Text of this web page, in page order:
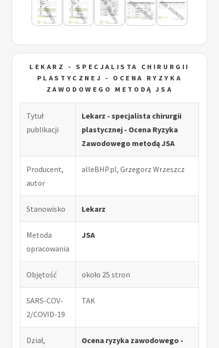
LEKARZ - SPECJALISTA CHIRURGII
PLASTYCZNEJ - OCENA RYZYKA
ZAWODOWEGO METODĄ JSA
Tytuł
publikacji
Lekarz - specjalista chirurgii
plastycznej - Ocena Ryzyka
Zawodowego metodą JSA
Producent,
autor
alleBHP.pl, Grzegorz Wrzeszcz
Stanowisko Lekarz
Metoda
opracowania
JSA
Objętość około 25 stron
SARS-COV-
2/COVID-19
TAK
Dział,
Ocena ryzyka zawodowego -